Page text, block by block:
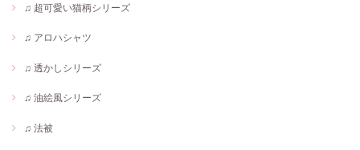
♫ 超可愛い猫柄シリーズ
♫ アロハシャツ
♫ 透かしシリーズ
♫ 油絵風シリーズ
♫ 法被